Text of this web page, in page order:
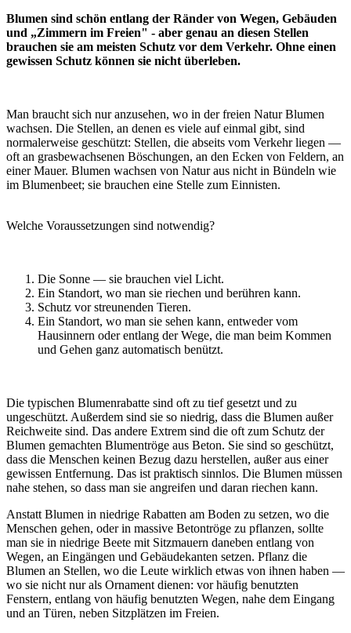
Blumen sind schön entlang der Ränder von Wegen, Gebäuden
und „Zimmern im Freien" - aber genau an diesen Stellen
brauchen sie am meisten Schutz vor dem Verkehr. Ohne einen
gewissen Schutz können sie nicht überleben.
Man braucht sich nur anzusehen, wo in der freien Natur Blumen
wachsen. Die Stellen, an denen es viele auf einmal gibt, sind
normalerweise geschützt: Stellen, die abseits vom Verkehr liegen —
oft an grasbewachsenen Böschungen, an den Ecken von Feldern, an
einer Mauer. Blumen wachsen von Natur aus nicht in Bündeln wie
im Blumenbeet; sie brauchen eine Stelle zum Einnisten.
Welche Voraussetzungen sind notwendig?
Die Sonne — sie brauchen viel Licht.
Ein Standort, wo man sie riechen und berühren kann.
Schutz vor streunenden Tieren.
Ein Standort, wo man sie sehen kann, entweder vom
Hausinnern oder entlang der Wege, die man beim Kommen
und Gehen ganz automatisch benützt.
Die typischen Blumenrabatte sind oft zu tief gesetzt und zu
ungeschützt. Außerdem sind sie so niedrig, dass die Blumen außer
Reichweite sind. Das andere Extrem sind die oft zum Schutz der
Blumen gemachten Blumentröge aus Beton. Sie sind so geschützt,
dass die Menschen keinen Bezug dazu herstellen, außer aus einer
gewissen Entfernung. Das ist praktisch sinnlos. Die Blumen müssen
nahe stehen, so dass man sie angreifen und daran riechen kann.
Anstatt Blumen in niedrige Rabatten am Boden zu setzen, wo die
Menschen gehen, oder in massive Betontröge zu pflanzen, sollte
man sie in niedrige Beete mit Sitzmauern daneben entlang von
Wegen, an Eingängen und Gebäudekanten setzen. Pflanz die
Blumen an Stellen, wo die Leute wirklich etwas von ihnen haben —
wo sie nicht nur als Ornament dienen: vor häufig benutzten
Fenstern, entlang von häufig benutzten Wegen, nahe dem Eingang
und an Türen, neben Sitzplätzen im Freien.